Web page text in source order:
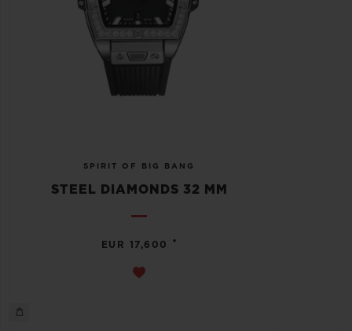
SPIRIT OF BIG BANG
STEEL DIAMONDS 32 MM
EUR 17,600 •